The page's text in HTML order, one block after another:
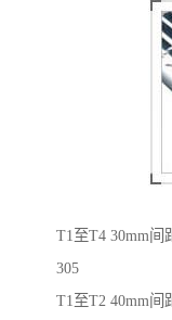
T1至T4 30mm间
305
T1至T2 40mm间